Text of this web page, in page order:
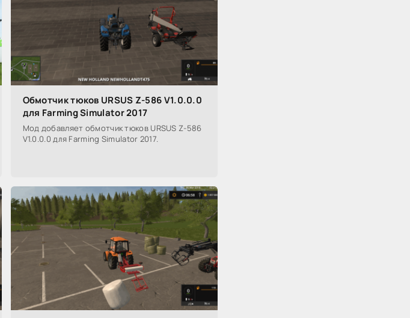
Обмотчик тюков URSUS Z-586 V1.0.0.0
для Farming Simulator 2017
Мод добавляет обмотчик тюков URSUS Z-586
V1.0.0.0 для Farming Simulator 2017.